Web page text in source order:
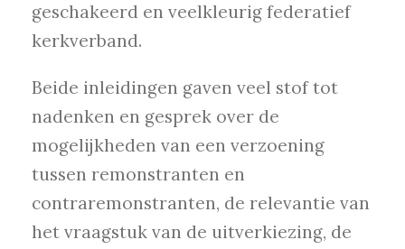
geschakeerd en veelkleurig federatief
kerkverband.
Beide inleidingen gaven veel stof tot
nadenken en gesprek over de
mogelijkheden van een verzoening
tussen remonstranten en
contraremonstranten, de relevantie van
het vraagstuk van de uitverkiezing, de